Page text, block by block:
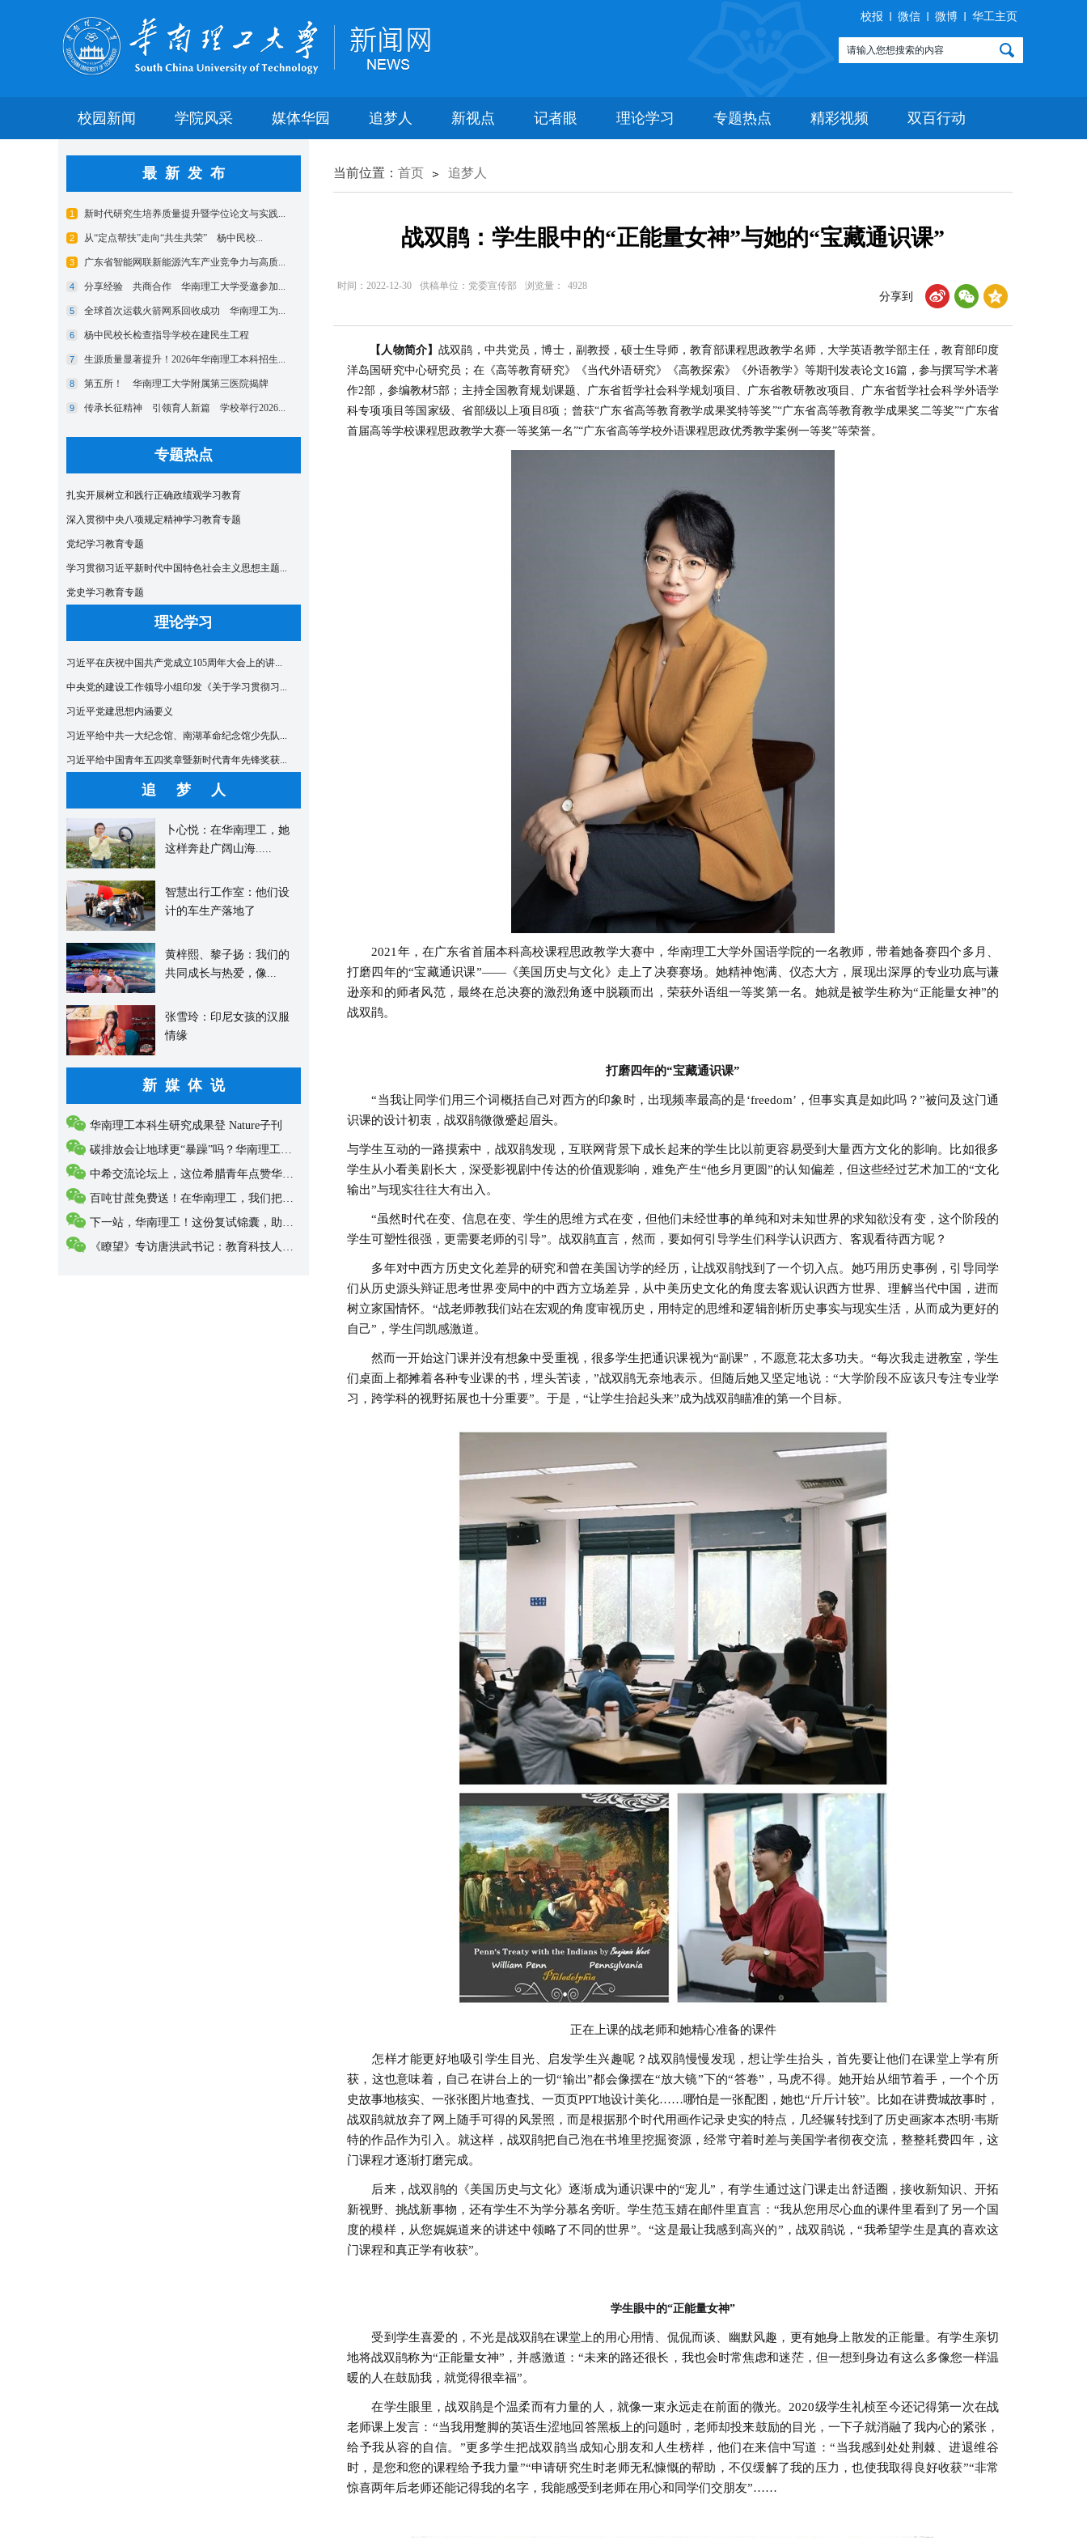
校报 微信 微博 华工主页
校园新闻 学院风采 媒体华园 追梦人 新视点 记者眼 理论学习 专题热点 精彩视频 双百行动
最新发布
专题热点
扎实开展树立和践行正确政绩观学习教育
深入贯彻中央八项规定精神学习教育专题
党纪学习教育专题
学习贯彻习近平新时代中国特色社会主义思想主题...
党史学习教育专题
理论学习
习近平在庆祝中国共产党成立105周年大会上的讲...
中央党的建设工作领导小组印发《关于学习贯彻习...
习近平党建思想内涵要义
习近平给中共一大纪念馆、南湖革命纪念馆少先队...
习近平给中国青年五四奖章暨新时代青年先锋奖获...
追 梦 人
卜心悦：在华南理工，她
这样奔赴广阔山海.....
智慧出行工作室：他们设
计的车生产落地了
黄梓熙、黎子扬：我们的
共同成长与热爱，像...
张雪玲：印尼女孩的汉服
情缘
新媒体说
华南理工本科生研究成果登 Nature子刊
碳排放会让地球更“暴躁”吗？华南理工科研...
中希交流论坛上，这位希腊青年点赞华南理工...
百吨甘蔗免费送！在华南理工，我们把“甜”...
下一站，华南理工！这份复试锦囊，助你抵达...
《瞭望》专访唐洪武书记：教育科技人才三位...
当前位置： 首页 追梦人
战双鹃：学生眼中的“正能量女神”与她的“宝藏通识课”
时间：2022-12-30 供稿单位：党委宣传部 浏览量： 4928
分享到
【人物简介】战双鹃，中共党员，博士，副教授，硕士生导师，教育部课程思政教学名师，大学英语教学部主任，教育部印度
洋岛国研究中心研究员；在《高等教育研究》《当代外语研究》《高教探索》《外语教学》等期刊发表论文16篇，参与撰写学术著
作2部，参编教材5部；主持全国教育规划课题、广东省哲学社会科学规划项目、广东省教研教改项目、广东省哲学社会科学外语学
科专项项目等国家级、省部级以上项目8项；曾获“广东省高等教育教学成果奖特等奖”“广东省高等教育教学成果奖二等奖”“广东省
首届高等学校课程思政教学大赛一等奖第一名”“广东省高等学校外语课程思政优秀教学案例一等奖”等荣誉。
2021年，在广东省首届本科高校课程思政教学大赛中，华南理工大学外国语学院的一名教师，带着她备赛四个多月、
打磨四年的“宝藏通识课”——《美国历史与文化》走上了决赛赛场。她精神饱满、仪态大方，展现出深厚的专业功底与谦
逊亲和的师者风范，最终在总决赛的激烈角逐中脱颖而出，荣获外语组一等奖第一名。她就是被学生称为“正能量女神”的
战双鹃。
打磨四年的“宝藏通识课”
“当我让同学们用三个词概括自己对西方的印象时，出现频率最高的是‘freedom’，但事实真是如此吗？”被问及这门通
识课的设计初衷，战双鹃微微蹙起眉头。
与学生互动的一路摸索中，战双鹃发现，互联网背景下成长起来的学生比以前更容易受到大量西方文化的影响。比如很多
学生从小看美剧长大，深受影视剧中传达的价值观影响，难免产生“他乡月更圆”的认知偏差，但这些经过艺术加工的“文化
输出”与现实往往大有出入。
“虽然时代在变、信息在变、学生的思维方式在变，但他们未经世事的单纯和对未知世界的求知欲没有变，这个阶段的
学生可塑性很强，更需要老师的引导”。战双鹃直言，然而，要如何引导学生们科学认识西方、客观看待西方呢？
多年对中西方历史文化差异的研究和曾在美国访学的经历，让战双鹃找到了一个切入点。她巧用历史事例，引导同学
们从历史源头辩证思考世界变局中的中西方立场差异，从中美历史文化的角度去客观认识西方世界、理解当代中国，进而
树立家国情怀。“战老师教我们站在宏观的角度审视历史，用特定的思维和逻辑剖析历史事实与现实生活，从而成为更好的
自己”，学生闫凯感激道。
然而一开始这门课并没有想象中受重视，很多学生把通识课视为“副课”，不愿意花太多功夫。“每次我走进教室，学生
们桌面上都摊着各种专业课的书，埋头苦读，”战双鹃无奈地表示。但随后她又坚定地说：“大学阶段不应该只专注专业学
习，跨学科的视野拓展也十分重要”。于是，“让学生抬起头来”成为战双鹃瞄准的第一个目标。
正在上课的战老师和她精心准备的课件
怎样才能更好地吸引学生目光、启发学生兴趣呢？战双鹃慢慢发现，想让学生抬头，首先要让他们在课堂上学有所
获，这也意味着，自己在讲台上的一切“输出”都会像摆在“放大镜”下的“答卷”，马虎不得。她开始从细节着手，一个个历
史故事地核实、一张张图片地查找、一页页PPT地设计美化……哪怕是一张配图，她也“斤斤计较”。比如在讲费城故事时，
战双鹃就放弃了网上随手可得的风景照，而是根据那个时代用画作记录史实的特点，几经辗转找到了历史画家本杰明·韦斯
特的作品作为引入。就这样，战双鹃把自己泡在书堆里挖掘资源，经常守着时差与美国学者彻夜交流，整整耗费四年，这
门课程才逐渐打磨完成。
后来，战双鹃的《美国历史与文化》逐渐成为通识课中的“宠儿”，有学生通过这门课走出舒适圈，接收新知识、开拓
新视野、挑战新事物，还有学生不为学分慕名旁听。学生范玉婧在邮件里直言：“我从您用尽心血的课件里看到了另一个国
度的模样，从您娓娓道来的讲述中领略了不同的世界”。“这是最让我感到高兴的”，战双鹃说，“我希望学生是真的喜欢这
门课程和真正学有收获”。
学生眼中的“正能量女神”
受到学生喜爱的，不光是战双鹃在课堂上的用心用情、侃侃而谈、幽默风趣，更有她身上散发的正能量。有学生亲切
地将战双鹃称为“正能量女神”，并感激道：“未来的路还很长，我也会时常焦虑和迷茫，但一想到身边有这么多像您一样温
暖的人在鼓励我，就觉得很幸福”。
在学生眼里，战双鹃是个温柔而有力量的人，就像一束永远走在前面的微光。2020级学生礼桢至今还记得第一次在战
老师课上发言：“当我用蹩脚的英语生涩地回答黑板上的问题时，老师却投来鼓励的目光，一下子就消融了我内心的紧张，
给予我从容的自信。”更多学生把战双鹃当成知心朋友和人生榜样，他们在来信中写道：“当我感到处处荆棘、进退维谷
时，是您和您的课程给予我力量”“申请研究生时老师无私慷慨的帮助，不仅缓解了我的压力，也使我取得良好收获”“非常
惊喜两年后老师还能记得我的名字，我能感受到老师在用心和同学们交朋友”……